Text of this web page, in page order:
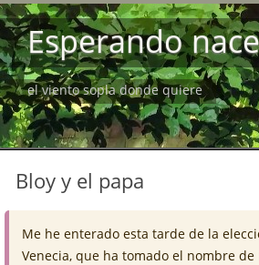
Esperando
el viento sopla donde quiere
Bloy y el papa
Me he enterado esta tarde de la
Venecia, que ha tomado el nombre de